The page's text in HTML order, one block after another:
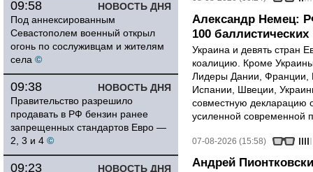
НОВОСТЬ ДНЯ
09:58
Под аннексированным
Севастополем военный открыл
огонь по сослуживцам и жителям
села ©
НОВОСТЬ ДНЯ
09:38
Правительство разрешило
продавать в РФ бензин ранее
запрещенных стандартов Евро —
2, 3 и 4 ©
НОВОСТЬ ДНЯ
09:23
Александр Немец:
100 баллистических
Украина и девять стран
коалицию. Кроме
Лидеры Дании, Франции,
Испании, Швеции,
совместную декларацию
усиленной современной
07-08-2026 (15:58)
Андрей